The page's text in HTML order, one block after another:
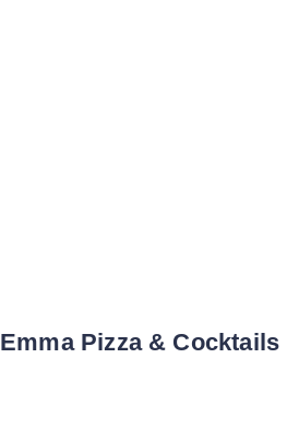
Emma Pizza & Cocktails